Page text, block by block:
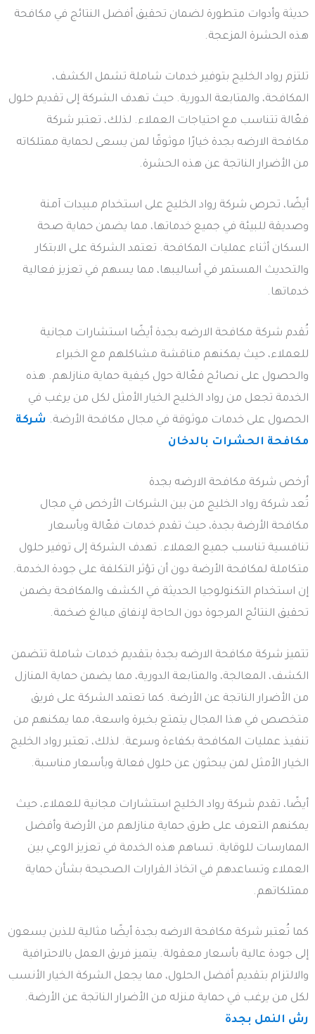
حديثة وأدوات متطورة لضمان تحقيق أفضل النتائج في مكافحة
هذه الحشرة المزعجة.
تلتزم رواد الخليج بتوفير خدمات شاملة تشمل الكشف،
المكافحة، والمتابعة الدورية. حيث تهدف الشركة إلى تقديم حلول
فعّالة تتناسب مع احتياجات العملاء. لذلك، تعتبر شركة
مكافحة الارضه بجدة خيارًا موثوقًا لمن يسعى لحماية ممتلكاته
من الأضرار الناتجة عن هذه الحشرة.
أيضًا، تحرص شركة رواد الخليج على استخدام مبيدات آمنة
وصديقة للبيئة في جميع خدماتها، مما يضمن حماية صحة
السكان أثناء عمليات المكافحة. تعتمد الشركة على الابتكار
والتحديث المستمر في أساليبها، مما يسهم في تعزيز فعالية
خدماتها.
تُقدم شركة مكافحة الارضه بجدة أيضًا استشارات مجانية
للعملاء، حيث يمكنهم مناقشة مشاكلهم مع الخبراء
والحصول على نصائح فعّالة حول كيفية حماية منازلهم. هذه
الخدمة تجعل من رواد الخليج الخيار الأمثل لكل من يرغب في
الحصول على خدمات موثوقة في مجال مكافحة الأرضة. شركة
مكافحة الحشرات بالدخان
أرخص شركة مكافحة الارضه بجدة
تُعد شركة رواد الخليج من بين الشركات الأرخص في مجال
مكافحة الأرضة بجدة، حيث تقدم خدمات فعّالة وبأسعار
تنافسية تناسب جميع العملاء. تهدف الشركة إلى توفير حلول
متكاملة لمكافحة الأرضة دون أن تؤثر التكلفة على جودة الخدمة.
إن استخدام التكنولوجيا الحديثة في الكشف والمكافحة يضمن
تحقيق النتائج المرجوة دون الحاجة لإنفاق مبالغ ضخمة.
تتميز شركة مكافحة الارضه بجدة بتقديم خدمات شاملة تتضمن
الكشف، المعالجة، والمتابعة الدورية، مما يضمن حماية المنازل
من الأضرار الناتجة عن الأرضة. كما تعتمد الشركة على فريق
متخصص في هذا المجال يتمتع بخبرة واسعة، مما يمكنهم من
تنفيذ عمليات المكافحة بكفاءة وسرعة. لذلك، تعتبر رواد الخليج
الخيار الأمثل لمن يبحثون عن حلول فعالة وبأسعار مناسبة.
أيضًا، تقدم شركة رواد الخليج استشارات مجانية للعملاء، حيث
يمكنهم التعرف على طرق حماية منازلهم من الأرضة وأفضل
الممارسات للوقاية. تساهم هذه الخدمة في تعزيز الوعي بين
العملاء وتساعدهم في اتخاذ القرارات الصحيحة بشأن حماية
ممتلكاتهم.
كما تُعتبر شركة مكافحة الارضه بجدة أيضًا مثالية للذين يسعون
إلى جودة عالية بأسعار معقولة. يتميز فريق العمل بالاحترافية
والالتزام بتقديم أفضل الحلول، مما يجعل الشركة الخيار الأنسب
لكل من يرغب في حماية منزله من الأضرار الناتجة عن الأرضة.
رش النمل بجدة